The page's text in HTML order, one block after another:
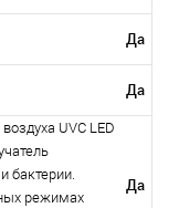
Да
Да
UVC LED
бактерии.
режимах
Да